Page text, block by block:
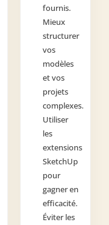
fournis.
Mieux
structurer
vos
modèles
et vos
projets
complexes.
Utiliser
les
extensions
SketchUp
pour
gagner en
efficacité.
Éviter les